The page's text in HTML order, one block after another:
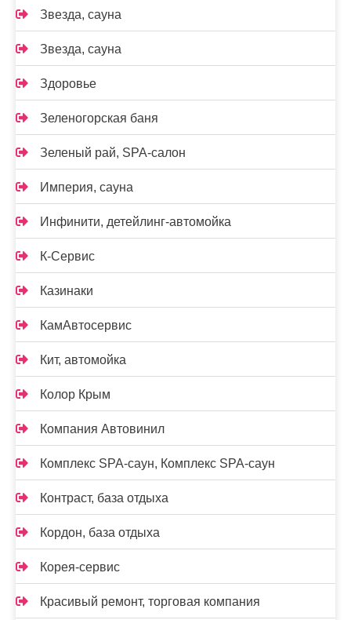
Звезда, сауна
Звезда, сауна
Здоровье
Зеленогорская баня
Зеленый рай, SPA-салон
Империя, сауна
Инфинити, детейлинг-автомойка
К-Сервис
Казинаки
КамАвтосервис
Кит, автомойка
Колор Крым
Компания Автовинил
Комплекс SPA-саун, Комплекс SPA-саун
Контраст, база отдыха
Кордон, база отдыха
Корея-сервис
Красивый ремонт, торговая компания